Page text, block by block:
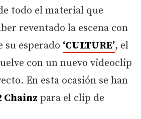
todo el material que
reventado la escena con
su esperado ‘CULTURE’, el
con un nuevo videoclip
En esta ocasión se han
Chainz para el clip de